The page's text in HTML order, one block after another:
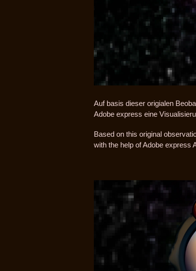
Auf basis dieser origialen
Adobe express eine
Based on this original
with the help of Adobe express